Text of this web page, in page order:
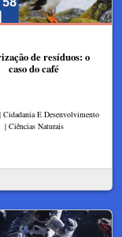
de resíduos: o
caso do café
Cidadania E Desenvolvimento
| Ciências Naturais